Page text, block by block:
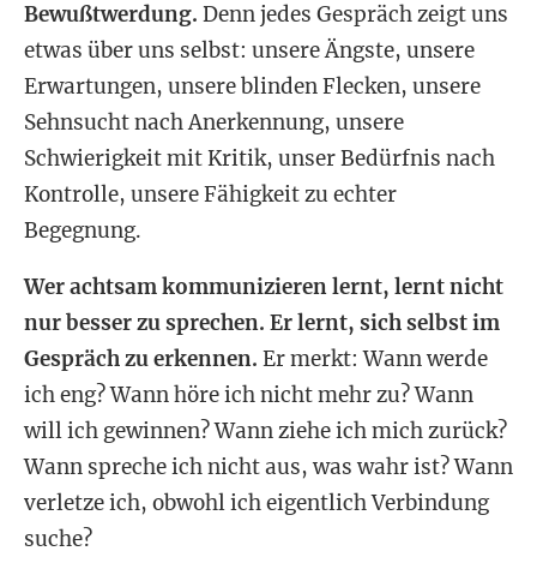
Bewußtwerdung. Denn jedes Gespräch zeigt uns
etwas über uns selbst: unsere Ängste, unsere
Erwartungen, unsere blinden Flecken, unsere
Sehnsucht nach Anerkennung, unsere
Schwierigkeit mit Kritik, unser Bedürfnis nach
Kontrolle, unsere Fähigkeit zu echter
Begegnung.
Wer achtsam kommunizieren lernt, lernt nicht
nur besser zu sprechen. Er lernt, sich selbst im
Gespräch zu erkennen. Er merkt: Wann werde
ich eng? Wann höre ich nicht mehr zu? Wann
will ich gewinnen? Wann ziehe ich mich zurück?
Wann spreche ich nicht aus, was wahr ist? Wann
verletze ich, obwohl ich eigentlich Verbindung
suche?